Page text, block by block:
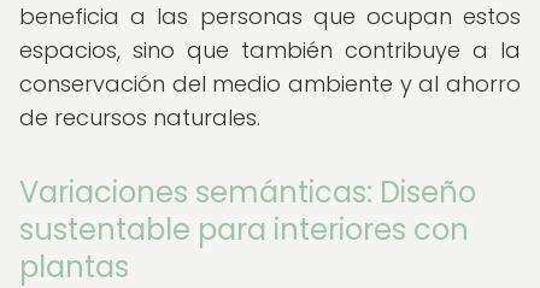
beneficia a las personas que ocupan estos
espacios, sino que también contribuye a la
conservación del medio ambiente y al ahorro
de recursos naturales.
Variaciones semánticas: Diseño
sustentable para interiores con
plantas